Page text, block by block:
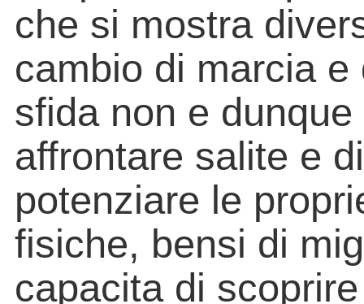
che si mostra
cambio di marcia
sfida non e
affrontare salite e
potenziare le
fisiche, bensi di
capacita di